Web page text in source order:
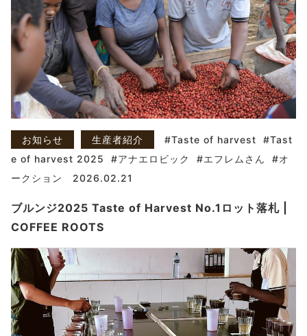
お知らせ 生産者紹介 Taste of harvest
Tast
e of harvest 2025
アナエロビック エフレムさん
オ
ークション
2026.02.21
ブルンジ2025 Taste of Harvest No.1ロット落札 |
COFFEE ROOTS